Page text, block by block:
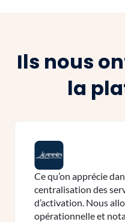
Ils nous
la
Ce qu’on apprécie
centralisation des
d’activation. Nous
opérationnelle et